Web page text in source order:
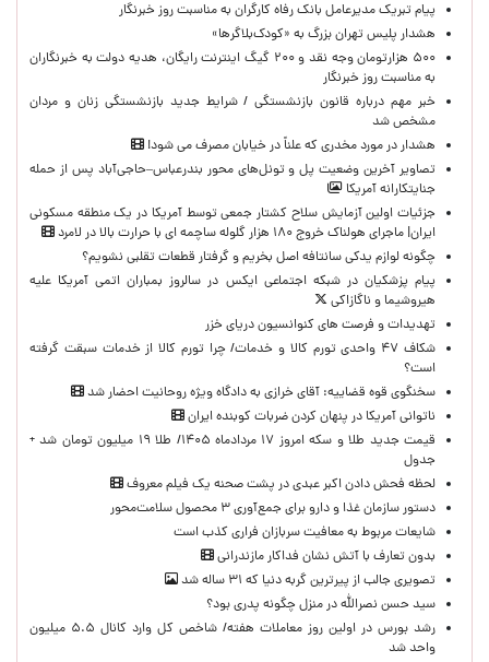
پیام تبریک مدیرعامل بانک رفاه کارگران به مناسبت روز خبرنگار
هشدار پلیس تهران بزرگ به «کودک‌بلاگرها»
۵۰۰ هزارتومان وجه نقد و ۲۰۰ گیگ اینترنت رایگان، هدیه دولت به خبرنگاران
به مناسبت روز خبرنگار
خبر مهم درباره قانون بازنشستگی / شرایط جدید بازنشستگی زنان و مردان
مشخص شد
هشدار در مورد مخدری که علناً در خیابان مصرف می شود!
تصاویر آخرین وضعیت پل و تونل‌های محور بندرعباس–حاجی‌آباد پس از حمله
جنایتکارانه آمریکا
جزئیات اولین آزمایش سلاح کشتار جمعی توسط آمریکا در یک منطقه مسکونی
ایران| ماجرای هولناک خروج ۱۸۰ هزار گلوله ساچمه ای با حرارت بالا در لامرد
چگونه لوازم یدکی سانتافه اصل بخریم و گرفتار قطعات تقلبی نشویم؟
پیام پزشکیان در شبکه اجتماعی ایکس در سالروز بمباران اتمی آمریکا علیه
هیروشیما و ناگازاکی
تهدیدات و فرصت های کنوانسیون دریای خزر
شکاف ۴۷ واحدی تورم کالا و خدمات/ چرا تورم کالا از خدمات سبقت گرفته
است؟
سخنگوی قوه قضاییه: آقای خرازی به دادگاه ویژه روحانیت احضار شد
ناتوانی آمریکا در پنهان کردن ضربات کوبنده ایران
قیمت جدید طلا و سکه امروز ۱۷ مردادماه ۱۴۰۵/ طلا ۱۹ میلیون تومان شد +
جدول
لحظه‌ فحش دادن اکبر عبدی در پشت صحنه یک فیلم معروف
دستور سازمان غذا و دارو برای جمع‌آوری ۳ محصول سلامت‌محور
شایعات مربوط به معافیت سربازان فراری کذب است
بدون تعارف با آتش نشان فداکار مازندرانی
تصویری جالب از پیرترین گربه دنیا که ۳۱ ساله شد
سید حسن نصرالله در منزل چگونه پدری بود؟
رشد بورس در اولین روز معاملات هفته/ شاخص کل وارد کانال ۵.۵ میلیون
واحد شد